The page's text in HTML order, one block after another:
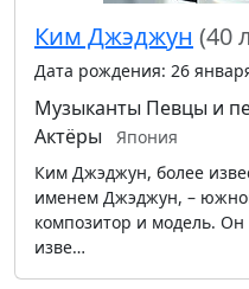
Ким Джэджун (40
Дата рождения: 26
Музыканты Певцы и
Актёры
Япония
Ким Джэджун, более
именем Джэджун, –
композитор и модель. Он
изве…